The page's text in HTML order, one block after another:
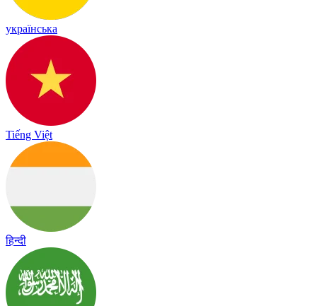
українська
Tiếng Việt
हिन्दी